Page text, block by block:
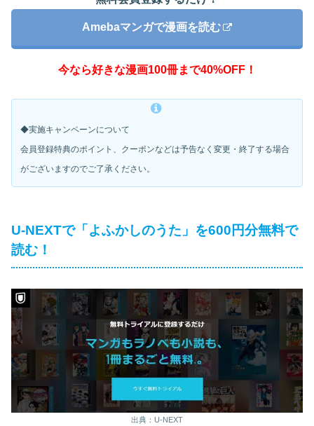
Amebaマンガで漫画を読む
今なら好きな漫画100冊まで40%OFF！
◆実施キャンペーンについて
会員登録特典のポイント、クーポンなどは予告なく変更・ 終了する場合
がございますのでご了承ください。
U-NEXTで「よふかしのうた」を600円分無料で
読む！
出典：U-NEXT